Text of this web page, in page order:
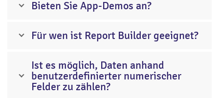
Bieten Sie App-Demos an?
Für wen ist Report Builder geeignet?
Ist es möglich, Daten anhand
benutzerdefinierter numerischer
Felder zu zählen?